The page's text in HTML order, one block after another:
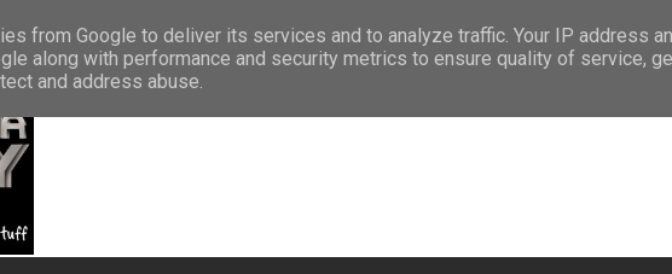
CONTACT SITEMAP
from Google to deliver its services and to analyze traffic. Your IP address
along with performance and security metrics to ensure quality of service,
and address abuse.